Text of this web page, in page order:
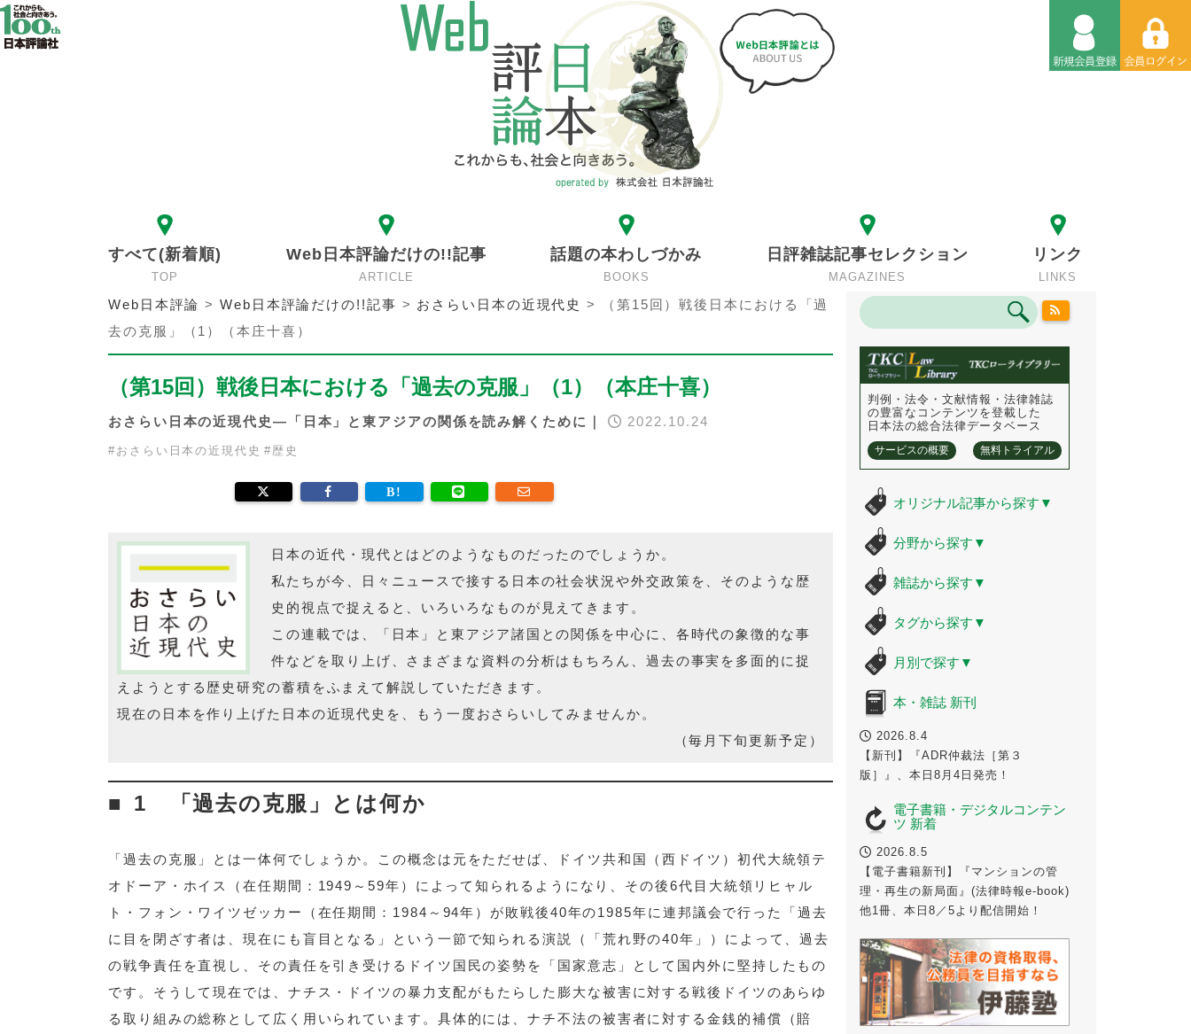
すべて(新着順)
TOP
Web日本評論だけの!!記事
ARTICLE
話題の本わしづかみ
BOOKS
日評雑誌記事セレクション
MAGAZINES
リンク
LINKS
Web日本評論 >Web日本評論だけの!!記事 > おさらい日本の近現代史 >
（第15回）戦後日本における「過
去の克服」（1）（本庄十喜）
（第15回）戦後日本における「過去の克服」（1）（本庄十喜）
おさらい日本の近現代史―「日本」と東アジアの関係を読み解くために｜ 2022.10.24
# おさらい日本の近現代史 # 歴史
日本の近代・現代とはどのようなものだったのでしょうか。
私たちが今、日々ニュースで接する日本の社会状況や外交政策を、そのような歴
史的視点で捉えると、いろいろなものが見えてきます。
この連載では、「日本」と東アジア諸国との関係を中心に、各時代の象徴的な事
件などを取り上げ、さまざまな資料の分析はもちろん、過去の事実を多面的に捉
えようとする歴史研究の蓄積をふまえて解説していただきます。
現在の日本を作り上げた日本の近現代史を、もう一度おさらいしてみませんか。
（毎月下旬更新予定）
1 「過去の克服」とは何か
「過去の克服」とは一体何でしょうか。この概念は元をただせば、ドイツ共和国（西ドイツ）初代大統領テ
オドーア・ホイス（在任期間：1949～59年）によって知られるようになり、その後6代目大統領リヒャル
ト・フォン・ワイツゼッカー（在任期間：1984～94年）が敗戦後40年の1985年に連邦議会で行った「過去
に目を閉ざす者は、現在にも盲目となる」という一節で知られる演説（「荒れ野の40年」）によって、過去
の戦争責任を直視し、その責任を引き受けるドイツ国民の姿勢を「国家意志」として国内外に堅持したもの
です。そうして現在では、ナチス・ドイツの暴力支配がもたらした膨大な被害に対する戦後ドイツのあらゆ
る取り組みの総称として広く用いられています。具体的には、ナチ不法の被害者に対する金銭的補償（賠
判例・法令・文献情報・法律雑誌
の豊富なコンテンツを登載した
日本法の総合法律データベース
サービスの概要 無料トライアル
オリジナル記事から探す ▼
分野から探す ▼
雑誌から探す ▼
タグから探す ▼
月別で探す ▼
本・雑誌 新刊
2026.8.4
【新刊】『ADR仲裁法［第３
版］』、本日8月4日発売！
電子書籍・デジタルコンテン
ツ 新着
2026.8.5
【電子書籍新刊】『マンションの管
理・再生の新局面』(法律時報e-book)
他1冊、本日8／5より配信開始！